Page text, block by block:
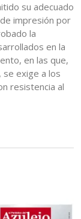
su adecuado
impresión por
la
en la
en las que,
exige a los
resistencia al